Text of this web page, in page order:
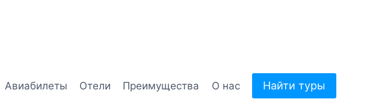
Авиабилеты Отели Преимущества О нас Найти туры